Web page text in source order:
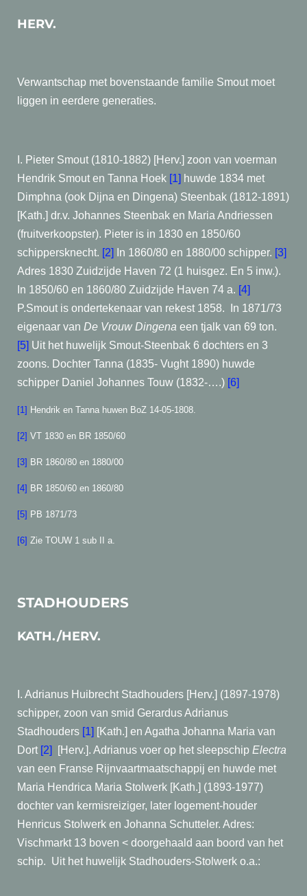
HERV.
Verwantschap met bovenstaande familie Smout moet
liggen in eerdere generaties.
I. Pieter Smout (1810-1882) [Herv.] zoon van voerman
Hendrik Smout en Tanna Hoek [1] huwde 1834 met
Dimphna (ook Dijna en Dingena) Steenbak (1812-1891)
[Kath.] dr.v. Johannes Steenbak en Maria Andriessen
(fruitverkoopster). Pieter is in 1830 en 1850/60
schippersknecht. [2] In 1860/80 en 1880/00 schipper. [3]
Adres 1830 Zuidzijde Haven 72 (1 huisgez. En 5 inw.).
In 1850/60 en 1860/80 Zuidzijde Haven 74 a. [4]
P.Smout is ondertekenaar van rekest 1858.
In 1871/73
eigenaar van De Vrouw Dingena een tjalk van 69 ton.
[5] Uit het huwelijk Smout-Steenbak 6 dochters en 3
zoons. Dochter Tanna (1835- Vught 1890) huwde
schipper Daniel Johannes Touw (1832-….) [6]
[1] Hendrik en Tanna huwen BoZ 14-05-1808.
[2] VT 1830 en BR 1850/60
[3] BR 1860/80 en 1880/00
[4] BR 1850/60 en 1860/80
[5] PB 1871/73
[6] Zie TOUW 1 sub II a.
STADHOUDERS
KATH./HERV.
I. Adrianus Huibrecht Stadhouders [Herv.] (1897-1978)
schipper, zoon van smid Gerardus Adrianus
Stadhouders [1] [Kath.] en Agatha Johanna Maria van
Dort [2] [Herv.]. Adrianus voer op het sleepschip Electra
van een Franse Rijnvaartmaatschappij en huwde met
Maria Hendrica Maria Stolwerk [Kath.] (1893-1977)
dochter van kermisreiziger, later logement-houder
Henricus Stolwerk en Johanna Schutteler. Adres:
Vischmarkt 13 boven < doorgehaald aan boord van het
schip. Uit het huwelijk Stadhouders-Stolwerk o.a.: